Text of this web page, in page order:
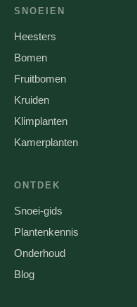
SNOEIEN
Heesters
Bomen
Fruitbomen
Kruiden
Klimplanten
Kamerplanten
ONTDEK
Snoei-gids
Plantenkennis
Onderhoud
Blog